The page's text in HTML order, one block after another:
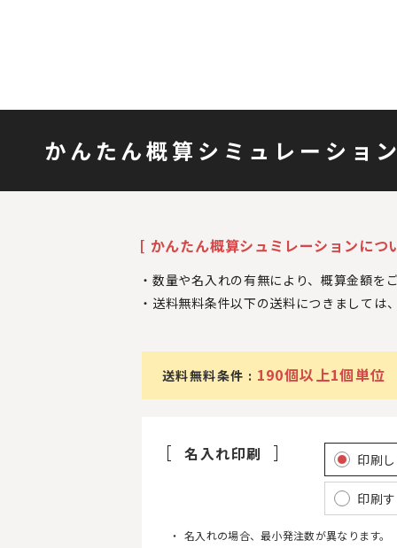
かんたん概算シミュレーション
[ かんたん概算シュミレーションにつ
数量や名入れの有無により、概算金額を
送料無料条件以下の送料につきましては
送料無料条件 : 190個以上1個単位
名入れ印刷 印刷
印刷
名入れの場合、最小発注数が異なります。